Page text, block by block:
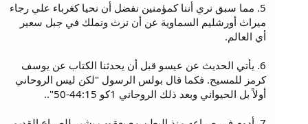
5. مما سبق نري أننا كمؤمنين نفضل أن نحيا كغرباء علي رجاء
ميراث أورشليم السماوية عن أن نرث ونملك في جبل سعير
أي العالم.
6. يأتي الحديث عن عيسو قبل أن يحدثنا الكتاب عن يوسف
كرمز للمسيح. فكما قال بولس الرسول "لكن ليس الروحاني
أولاً بل الحيواني وبعد ذلك الروحاني 1كو 44:15-50"..